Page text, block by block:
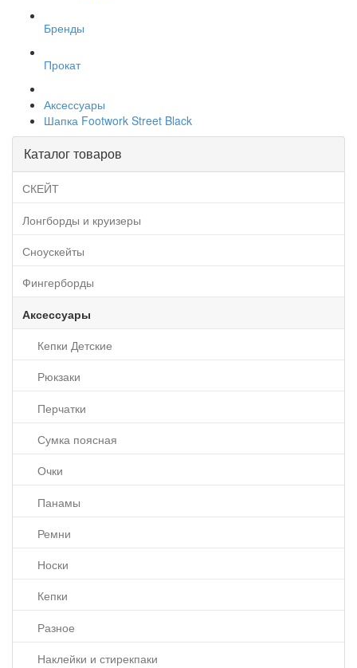
Бренды
Прокат
Аксессуары
Шапка Footwork Street Black
Каталог товаров
СКЕЙТ
Лонгборды и круизеры
Сноускейты
Фингерборды
Аксессуары
Кепки Детские
Рюкзаки
Перчатки
Сумка поясная
Очки
Панамы
Ремни
Носки
Кепки
Разное
Наклейки и стирекпаки